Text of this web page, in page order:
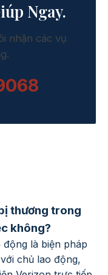
Ngay.
nhận các vụ
thương trong
không?
là biện pháp
chủ lao động,